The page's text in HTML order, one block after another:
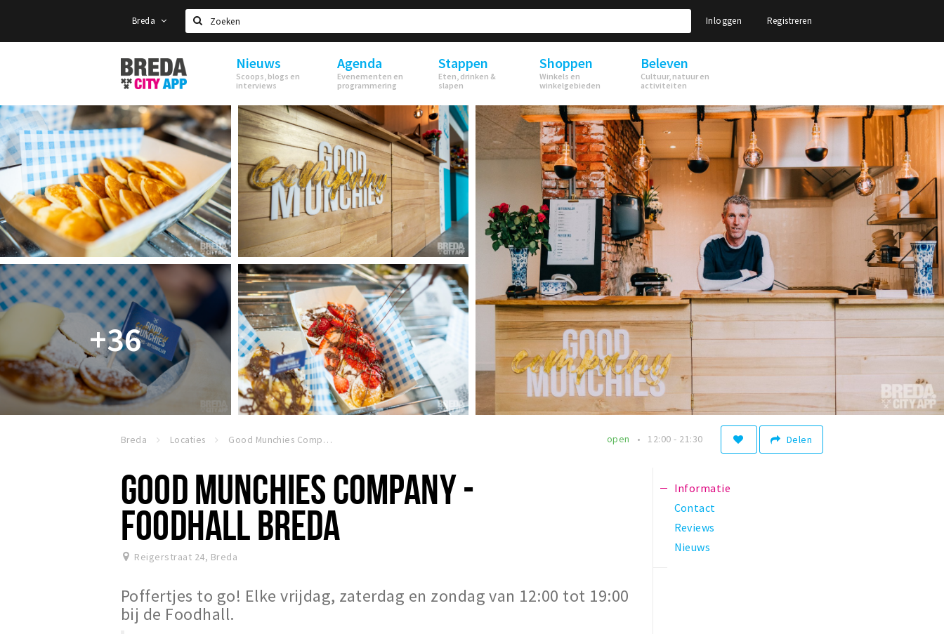
Breda
Zoeken
Inloggen Registreren
Stappen
&
Shoppen
Breda
Nieuws
Scoops, blogs en
interviews
Agenda
Evenementen en
programmering
Stappen
Eten, drinken &
slapen
Shoppen
Winkels en
winkelgebieden
Beleven
Cultuur, natuur en
activiteiten
+36
Breda Locaties Good Munchies Company - Foodhall Breda Delen
open 12:00 - 21:30
GOOD MUNCHIES COMPANY -
FOODHALL BREDA
Reigerstraat 24, Breda
Poffertjes to go! Elke vrijdag, zaterdag en zondag van 12:00 tot 19:00
bij de Foodhall.
Informatie
Contact
Reviews
Nieuws